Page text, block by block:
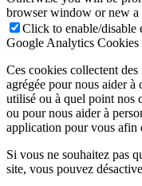
browser window or new a
Click to enable/disable
Google Analytics Cookies
Ces cookies collectent
agrégée pour nous aider à
utilisé ou à quel point nos
ou pour nous aider à
application pour vous afin
Si vous ne souhaitez pas
site, vous pouvez